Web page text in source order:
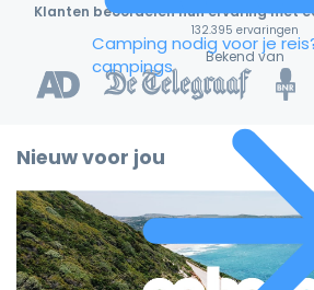
Camping nodig voor je
campings
Klanten beoordelen hun ervaring met
132.395 ervaringen
Bekend van
Nieuw voor jou